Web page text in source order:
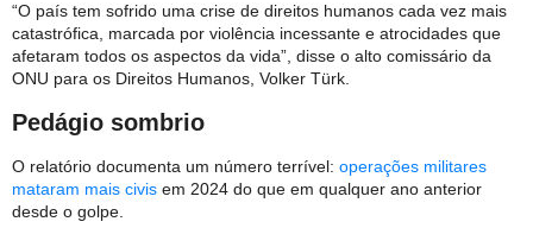
“O país tem sofrido uma crise de direitos humanos cada vez mais
catastrófica, marcada por violência incessante e atrocidades que
afetaram todos os aspectos da vida”, disse o alto comissário da
ONU para os Direitos Humanos, Volker Türk.
Pedágio sombrio
O relatório documenta um número terrível: operações militares
mataram mais civis em 2024 do que em qualquer ano anterior
desde o golpe.